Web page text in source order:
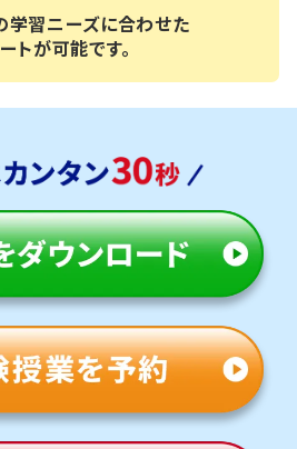
学習ニーズに合わせた
トが可能です。